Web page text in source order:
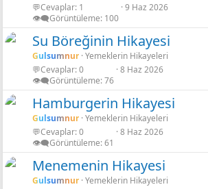
💬Cevaplar 1
👁️‍🗨️Görüntüleme 100
9 Haz 2026
Su Böreğinin Hikayesi
Gulsumnur Yemeklerin Hikayeleri
💬Cevaplar 0
👁️‍🗨️Görüntüleme 76
8 Haz 2026
Hamburgerin Hikayesi
Gulsumnur Yemeklerin Hikayeleri
💬Cevaplar 0
👁️‍🗨️Görüntüleme 61
8 Haz 2026
Menemenin Hikayesi
Gulsumnur Yemeklerin Hikayeleri